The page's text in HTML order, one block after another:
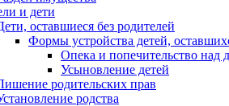
и дети
оставшиеся без родителей
Формы устройства детей,
Опека и попечительство над
Усыновление детей
родительских прав
родства